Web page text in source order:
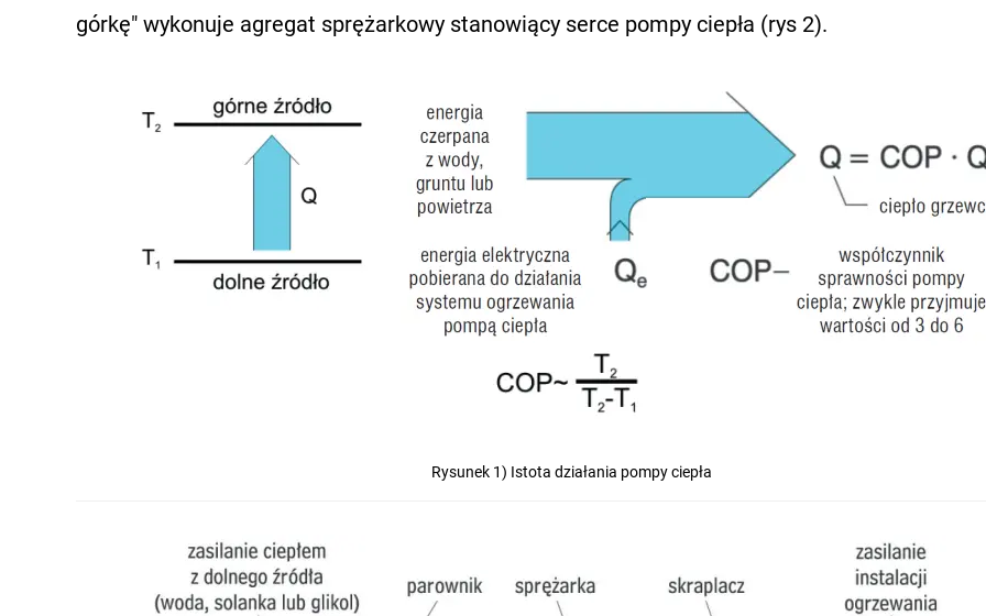
górkę" wykonuje agregat sprężarkowy stanowiący serce pompy ciepła (rys 2).
Rysunek 1) Istota działania pompy ciepła